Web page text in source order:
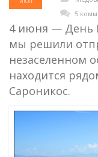
5
4 июня — День
мы решили
незаселенном
находится
Сароникос.